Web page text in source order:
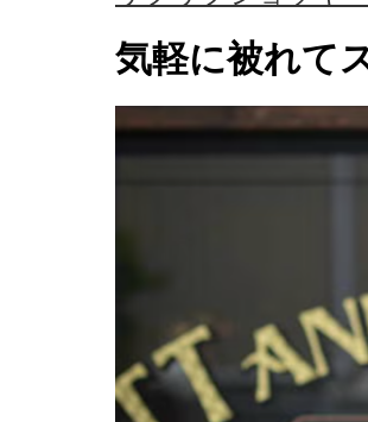
気軽に被れて